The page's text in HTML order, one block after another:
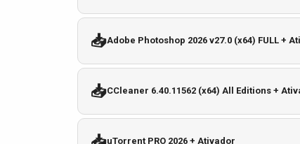
📥Adobe Photoshop 2026 v27.0 (x64) FULL +
📥CCleaner 6.40.11562 (x64) All Editions +
uTorrent PRO 2026 + Ativador